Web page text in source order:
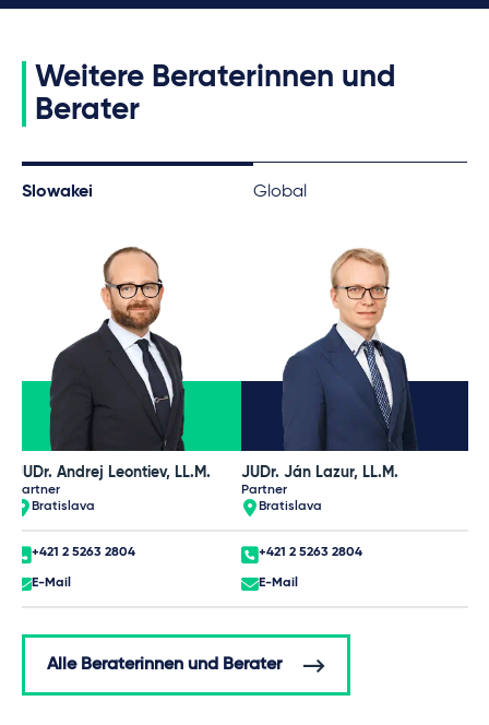
Weitere Beraterinnen und
Berater
Slowakei Global
JUDr. Andrej Leontiev, LL.M.
Partner
Bratislava
+421 2 5263 2804
E-Mail
JUDr. Ján Lazur, LL.M.
Partner
Bratislava
+421 2 5263 2804
E-Mail
Alle Beraterinnen und Berater